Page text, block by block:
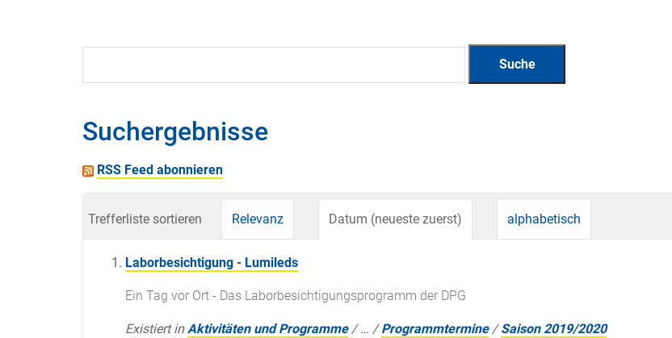
Suchergebnisse
RSS Feed abonnieren
Trefferliste sortieren Relevanz Datum (neueste zuerst) alphabetisch
Laborbesichtigung - Lumileds
Ein Tag vor Ort - Das Laborbesichtigungsprogramm der DPG
Existiert in Aktivitäten und Programme /… /Programmtermine /Saison 2019/2020